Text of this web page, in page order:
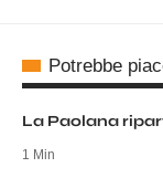
Potrebbe
La Paolana
1 Min